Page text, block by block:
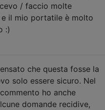
/ faccio molte
il mio portatile è molto
:)
che questa fosse la
solo essere sicuro. Nel
ho anche
domande recidive,